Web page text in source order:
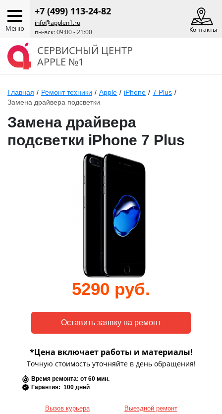
Меню
+7 (499) 113-24-82
info@applen1.ru
пн-вск: 09:00 - 21:00
Контакты
СЕРВИСНЫЙ ЦЕНТР
APPLE №1
Главная / Ремонт техники / Apple / iPhone / 7 Plus /
Замена драйвера подсветки
Замена драйвера
подсветки iPhone 7 Plus
5290 руб.
*Цена включает работы и материалы!
Точную стоимость уточняйте в день обращения!
Время ремонта: от 60 мин.
Гарантия: 100 дней
Вызов курьера Выездной ремонт